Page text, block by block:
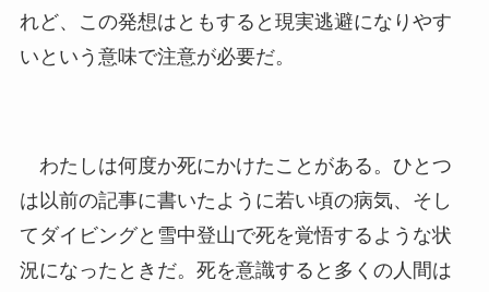
れど、この発想はともすると現実逃避になりやす
いという意味で注意が必要だ。
わたしは何度か死にかけたことがある。ひとつ
は以前の記事に書いたように若い頃の病気、そし
てダイビングと雪中登山で死を覚悟するような状
況になったときだ。死を意識すると多くの人間は